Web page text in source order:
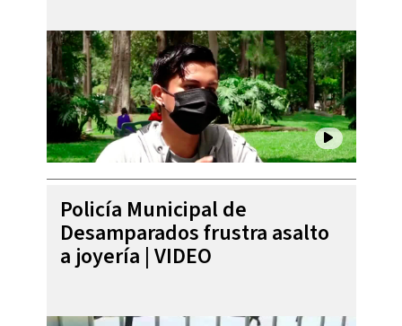
Policía Municipal de
Desamparados frustra asalto
a joyería | VIDEO